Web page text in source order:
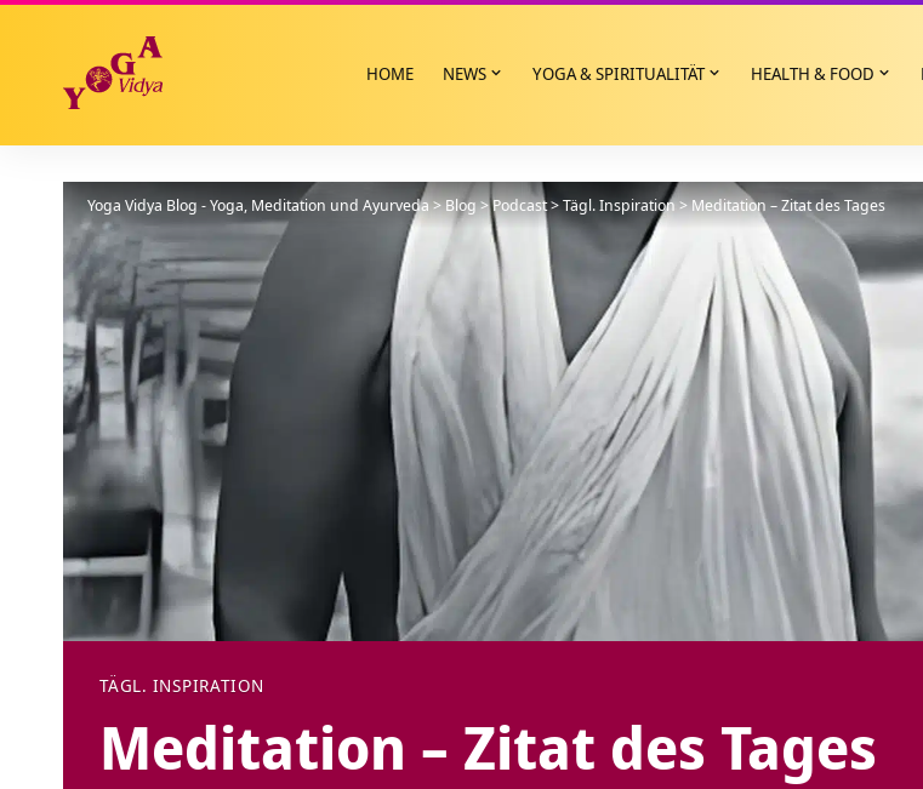
HOME NEWS YOGA & SPIRITUALITÄT HEALTH & FOOD
Yoga Vidya Blog - Yoga, Meditation und Ayurveda>Blog>Podcast>Tägl. Inspiration>Meditation – Zitat des Tages
TÄGL. INSPIRATION
Meditation – Zitat des Tages